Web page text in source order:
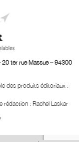
20 ter rue Massue – 94300
des produits éditoriaux :
rédaction : Rachel Laskar